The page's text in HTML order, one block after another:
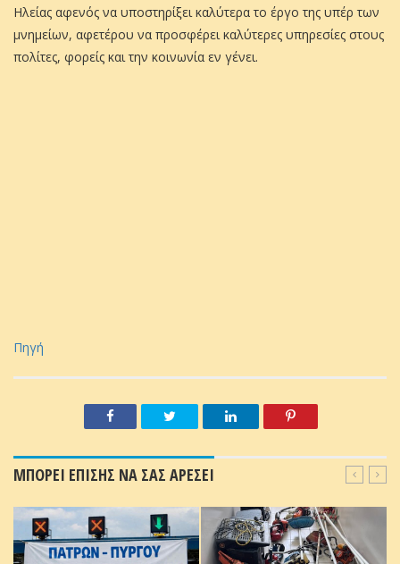
Ηλείας αφενός να υποστηρίξει καλύτερα το έργο της υπέρ των
μνημείων, αφετέρου να προσφέρει καλύτερες υπηρεσίες στους
πολίτες, φορείς και την κοινωνία εν γένει.
Πηγή
ΜΠΟΡΕΙ ΕΠΙΣΗΣ ΝΑ ΣΑΣ ΑΡΕΣΕΙ